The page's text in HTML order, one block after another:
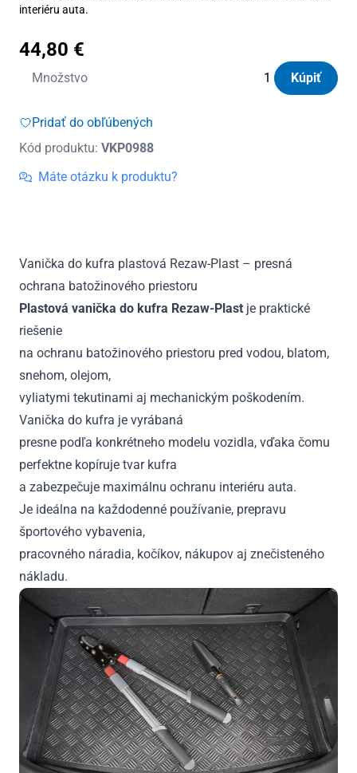
interiéru auta.
44,80 €
Množstvo
množstvo
do
plastová
Kia
rad
sedadiel
sklopený)
od
Kúpiť
Pridať do obľúbených
Kód produktu: VKP0988
Máte otázku k produktu?
Vanička do kufra plastová Rezaw-Plast – presná
ochrana batožinového priestoru
Plastová vanička do kufra Rezaw-Plast je praktické
riešenie
na ochranu batožinového priestoru pred vodou, blatom,
snehom, olejom,
vyliatymi tekutinami aj mechanickým poškodením.
Vanička do kufra je vyrábaná
presne podľa konkrétneho modelu vozidla, vďaka čomu
perfektne kopíruje tvar kufra
a zabezpečuje maximálnu ochranu interiéru auta.
Je ideálna na každodenné používanie, prepravu
športového vybavenia,
pracovného náradia, kočíkov, nákupov aj znečisteného
nákladu.